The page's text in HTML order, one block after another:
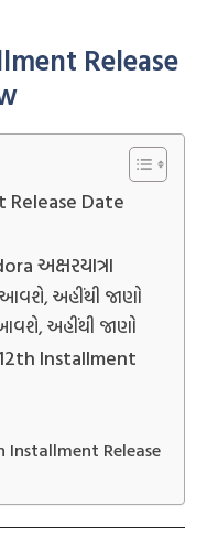
Release
Release Date
અક્ષરયાત્રા
આવશે, અહીંથી જાણો
આવશે, અહીંથી જાણો
Installment
Installment Release